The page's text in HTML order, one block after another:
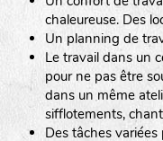
chaleureuse. Des
Un planning de
Le travail dans un
pour ne pas être
dans un même
sifflotements,
Des tâches